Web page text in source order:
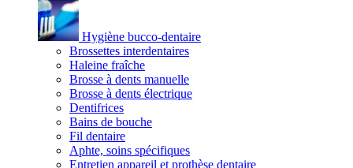
Hygiène bucco-dentaire
Brossettes interdentaires
Haleine fraîche
Brosse à dents manuelle
Brosse à dents électrique
Dentifrices
Bains de bouche
Fil dentaire
Aphte, soins spécifiques
Entretien appareil et prothèse dentaire